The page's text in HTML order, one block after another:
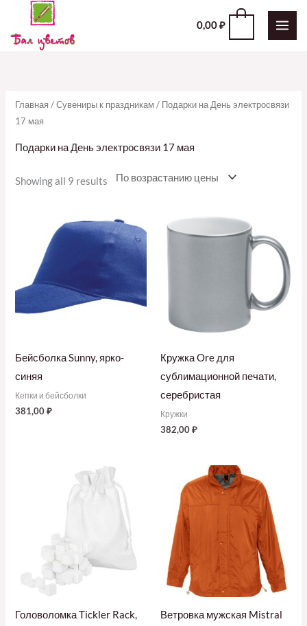
Перейти
содержимому
0,00₽
Главная /Сувениры к праздникам / Подарки на День электросвязи
17 мая
Подарки на День электросвязи 17 мая
Showing all 9 results
Бейсболка Sunny, ярко-
синяя
Кепки и бейсболки
381,00₽
Кружка Ore для
сублимационной печати,
серебристая
Кружки
382,00₽
Головоломка Tickler Rack,
Ветровка мужская Mistral